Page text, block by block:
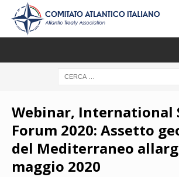
Webinar, International
Forum 2020: Assetto
del Mediterraneo
maggio 2020